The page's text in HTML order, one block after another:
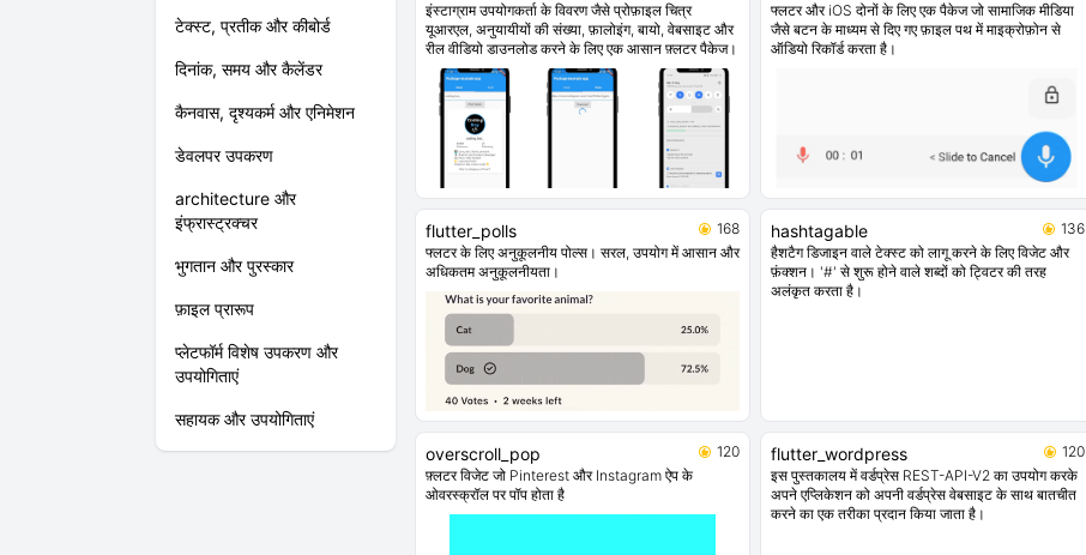
टेक्स्ट, प्रतीक और कीबोर्ड
दिनांक, समय और कैलेंडर
कैनवास, दृश्यकर्म और एनिमेशन
डेवलपर उपकरण
architecture और
इंफ्रास्ट्रक्चर
भुगतान और पुरस्कार
फ़ाइल प्रारूप
प्लेटफॉर्म विशेष उपकरण और
उपयोगिताएं
सहायक और उपयोगिताएं
इंस्टाग्राम उपयोगकर्ता के विवरण जैसे प्रोफ़ाइल चित्र
यूआरएल, अनुयायीयों की संख्या, फ़ालोइंग, बायो, वेबसाइट और
रील वीडियो डाउनलोड करने के लिए एक आसान फ़्लटर पैकेज।
फ्लटर और iOS दोनों के लिए एक पैकेज जो सामाजिक मीडिया
जैसे बटन के माध्यम से दिए गए फ़ाइल पथ में माइक्रोफ़ोन से
ऑडियो रिकॉर्ड करता है।
flutter_polls
168
फ्लटर के लिए अनुकूलनीय पोल्स। सरल, उपयोग में आसान और
अधिकतम अनुकूलनीयता।
hashtagable
136
हैशटैग डिजाइन वाले टेक्स्ट को लागू करने के लिए विजेट और
फ़ंक्शन। '#' से शुरू होने वाले शब्दों को ट्विटर की तरह
अलंकृत करता है।
overscroll_pop
120
फ़्लटर विजेट जो Pinterest और Instagram ऐप के
ओवरस्क्रॉल पर पॉप होता है
flutter_wordpress
120
इस पुस्तकालय में वर्डप्रेस REST-API-V2 का उपयोग करके
अपने एप्लिकेशन को अपनी वर्डप्रेस वेबसाइट के साथ बातचीत
करने का एक तरीका प्रदान किया जाता है।